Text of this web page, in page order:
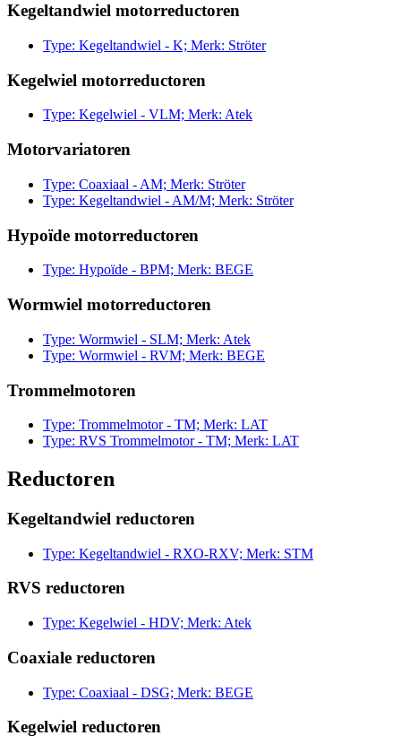
Kegeltandwiel motorreductoren
Type: Kegeltandwiel - K; Merk: Ströter
Kegelwiel motorreductoren
Type: Kegelwiel - VLM; Merk: Atek
Motorvariatoren
Type: Coaxiaal - AM; Merk: Ströter
Type: Kegeltandwiel - AM/M; Merk: Ströter
Hypoïde motorreductoren
Type: Hypoïde - BPM; Merk: BEGE
Wormwiel motorreductoren
Type: Wormwiel - SLM; Merk: Atek
Type: Wormwiel - RVM; Merk: BEGE
Trommelmotoren
Type: Trommelmotor - TM; Merk: LAT
Type: RVS Trommelmotor - TM; Merk: LAT
Reductoren
Kegeltandwiel reductoren
Type: Kegeltandwiel - RXO-RXV; Merk: STM
RVS reductoren
Type: Kegelwiel - HDV; Merk: Atek
Coaxiale reductoren
Type: Coaxiaal - DSG; Merk: BEGE
Kegelwiel reductoren